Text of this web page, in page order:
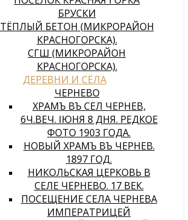
БРУСКИ
ТЁПЛЫЙ БЕТОН (МИКРОРАЙОН
КРАСНОГОРСКА).
СГШ (МИКРОРАЙОН
КРАСНОГОРСКА).
ДЕРЕВНИ И СЁЛА
ЧЕРНЕВО
ХРАМЪ ВЪ СЕЛѢ ЧЕРНЕВѢ,
6Ч.ВЕЧ. IЮНЯ 8 ДНЯ. РЕДКОЕ
ФОТО 1903 ГОДА.
НОВЫЙ ХРАМЪ ВЪ ЧЕРНЕВѢ.
1897 ГОД.
НИКОЛЬСКАЯ ЦЕРКОВЬ В
СЕЛЕ ЧЕРНЕВО. 17 ВЕК.
ПОСЕЩЕНИЕ СЕЛА ЧЕРНЕВА
ИМПЕРАТРИЦЕЙ